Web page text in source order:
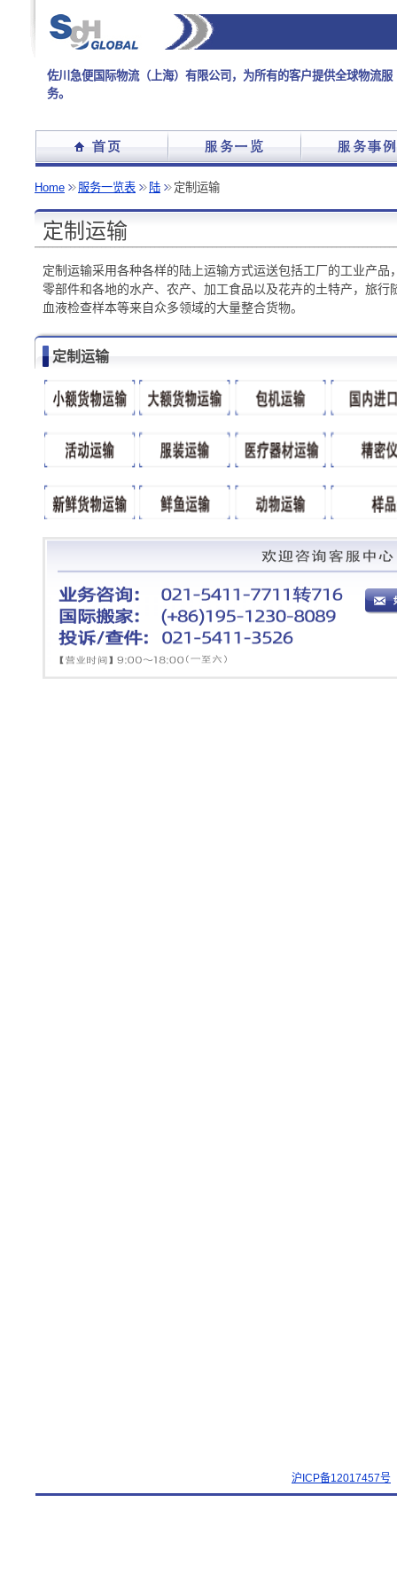
佐川急便国际物流（上海）有限公司，为所有的客户提供全球物流服
务。
Home 服务一览表 陆 定制运输
定制运输
定制运输采用各种各样的陆上运输方式运送包括工厂的工业产品
零部件和各地的水产、农产、加工食品以及花卉的土特产，旅行
血液检查样本等来自众多领域的大量整合货物。
定制运输
沪ICP备12017457号